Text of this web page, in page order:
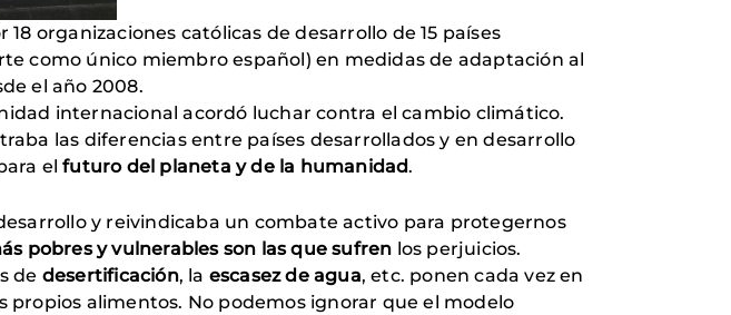
organizaciones católicas de desarrollo de 15 países
como único miembro español) en medidas de adaptación al
el año 2008.
internacional acordó luchar contra el cambio climático.
las diferencias entre países desarrollados y en desarrollo
elfuturo del planeta y de la humanidad.
y reivindicaba un combate activo para protegernos
pobres y vulnerables son las que sufren los perjuicios.
de desertificación, la escasez de agua, etc. ponen cada vez en
alimentos. No podemos ignorar que el modelo